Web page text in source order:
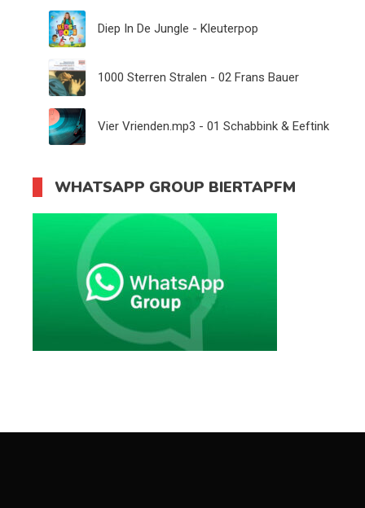
Diep In De Jungle - Kleuterpop
1000 Sterren Stralen - 02 Frans Bauer
Vier Vrienden.mp3 - 01 Schabbink & Eeftink
WHATSAPP GROUP BIERTAPFM